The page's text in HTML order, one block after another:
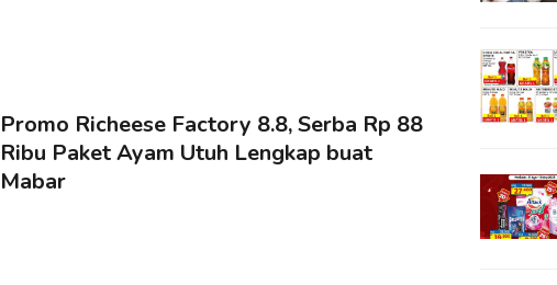
Promo Richeese Factory 8.8, Serba Rp 88
Ribu Paket Ayam Utuh Lengkap buat
Mabar